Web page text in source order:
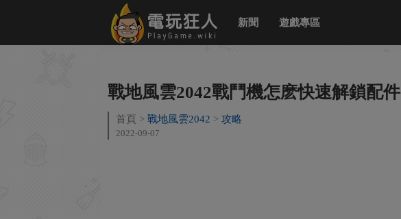
新聞 遊戲專區
戰地風雲2042戰鬥機怎麽快速解鎖配件
首頁 戰地風雲2042 攻略
2022-09-07